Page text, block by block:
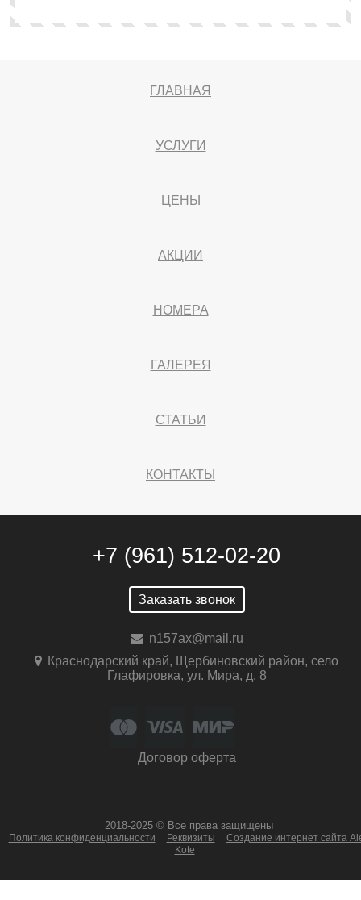
ГЛАВНАЯ
УСЛУГИ
ЦЕНЫ
АКЦИИ
НОМЕРА
ГАЛЕРЕЯ
СТАТЬИ
КОНТАКТЫ
+7 (961) 512-02-20
Заказать звонок
n157ax@mail.ru
Краснодарский край, Щербиновский район, село
Глафировка, ул. Мира, д. 8
Договор оферта
2018-2025 © Все права защищены
Политика конфиденциальности Реквизиты
Создание интернет сайта
Kote